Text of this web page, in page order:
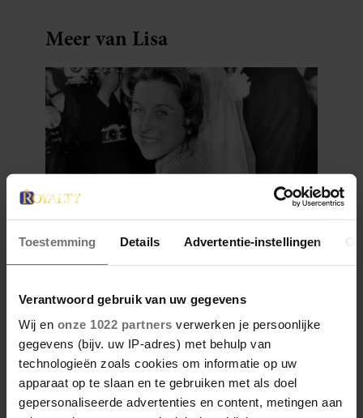
Toestemming Details Advertentie-instellingen
Verantwoord gebruik van uw gegevens
Wij en onze 1022 partners verwerken je persoonlijke
gegevens (bijv. uw IP-adres) met behulp van
technologieën zoals cookies om informatie op uw
apparaat op te slaan en te gebruiken met als doel
gepersonaliseerde advertenties en content, metingen aan
Meer van Lisa
8 augustus 2026
DIT WAS ELIZABETH ALICE
TERECHTSTOND VOOR DE
DOOD VAN HAAR BABY